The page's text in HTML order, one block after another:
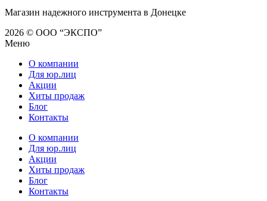
Магазин надежного инструмента в Донецке
2026 © ООО “ЭКСПО”
Меню
О компании
Для юр.лиц
Акции
Хиты продаж
Блог
Контакты
О компании
Для юр.лиц
Акции
Хиты продаж
Блог
Контакты